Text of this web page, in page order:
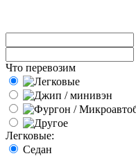
Что перевозим
Легковые:
Седан